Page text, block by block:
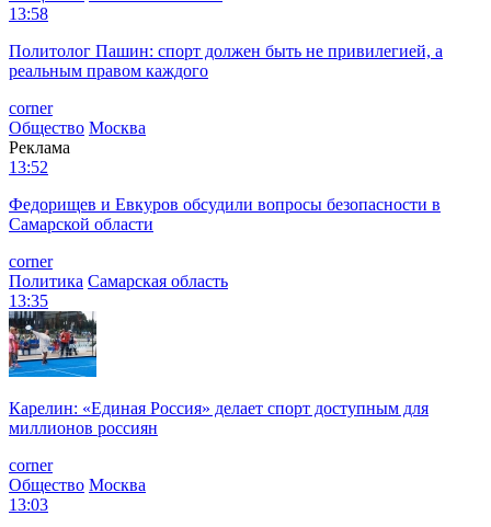
13:58
Политолог Пашин: спорт должен быть не привилегией, а
реальным правом каждого
corner
Общество Москва
Реклама
13:52
Федорищев и Евкуров обсудили вопросы безопасности в
Самарской области
corner
Политика Самарская область
13:35
Карелин: «Единая Россия» делает спорт доступным для
миллионов россиян
corner
Общество Москва
13:03